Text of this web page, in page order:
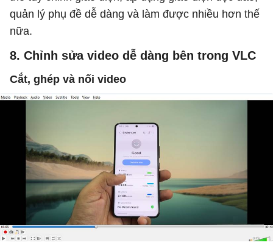
quản lý phụ đề dễ dàng và làm được nhiều hơn thế
nữa.
8. Chỉnh sửa video dễ dàng bên trong VLC
Cắt, ghép và nối video